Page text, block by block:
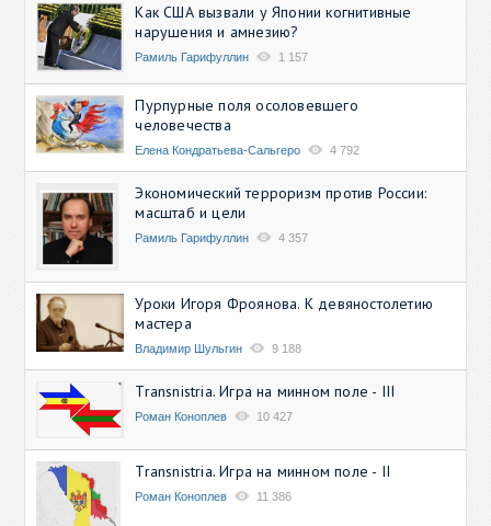
Как США вызвали у Японии когнитивные
нарушения и амнезию?
Рамиль Гарифуллин 1 157
Пурпурные поля осоловевшего
человечества
Елена Кондратьева-Сальгеро 4 792
Экономический терроризм против России:
масштаб и цели
Рамиль Гарифуллин 4 357
Уроки Игоря Фроянова. К девяностолетию
мастера
Владимир Шульгин 9 188
Transnistria. Игра на минном поле - III
Роман Коноплев 10 427
Transnistria. Игра на минном поле - II
Роман Коноплев 11 386